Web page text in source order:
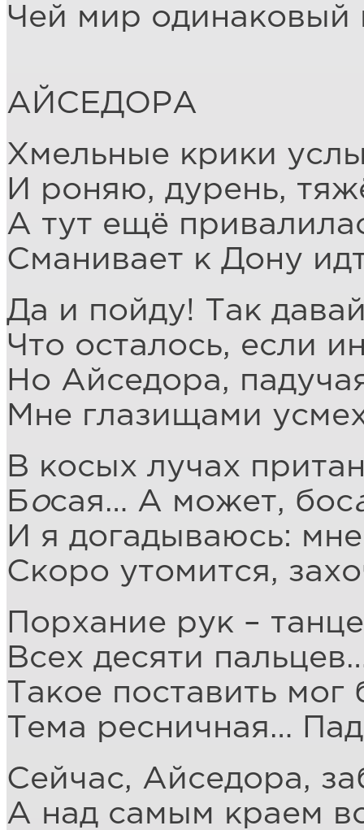
Чей мир одинаковый
АЙСЕДОРА
Хмельные крики
И роняю, дурень,
А тут ещё
Сманивает к Дону
Да и пойду! Так
Что осталось, если
Но Айседора,
Мне глазищами
В косых лучах
Босая… А может, бос
И я догадываюсь:
Скоро утомится,
Порхание рук –
Всех десяти
Такое поставить
Тема ресничная…
Сейчас, Айседора,
А над самым краем